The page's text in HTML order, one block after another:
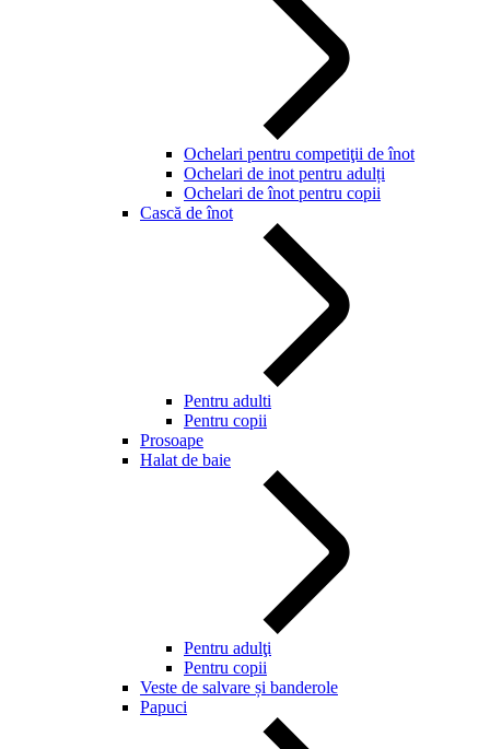
Ochelari pentru competiţii de înot
Ochelari de inot pentru adulți
Ochelari de înot pentru copii
Cască de înot
Pentru adulti
Pentru copii
Prosoape
Halat de baie
Pentru adulţi
Pentru copii
Veste de salvare și banderole
Papuci